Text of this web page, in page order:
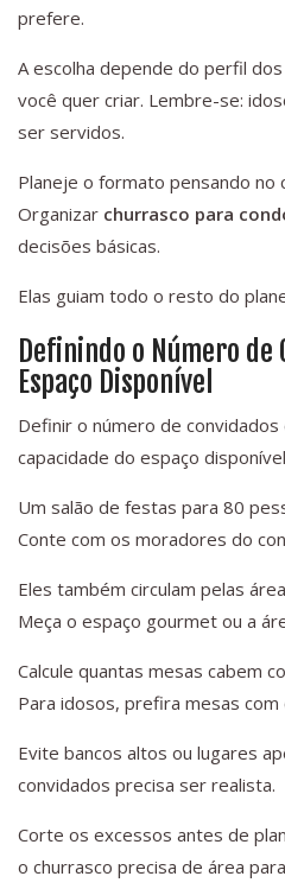
prefere.
A escolha depende do perfil
você quer criar. Lembre-se:
ser servidos.
Planeje o formato pensando
Organizar churrasco para
decisões básicas.
Elas guiam todo o resto do
Definindo o Número de
Espaço Disponível
Definir o número de
capacidade do espaço
Um salão de festas para 80
Conte com os moradores do
Eles também circulam pelas
Meça o espaço gourmet ou a
Calcule quantas mesas cabem
Para idosos, prefira mesas com
Evite bancos altos ou lugares
convidados precisa ser realista.
Corte os excessos antes de
o churrasco precisa de área